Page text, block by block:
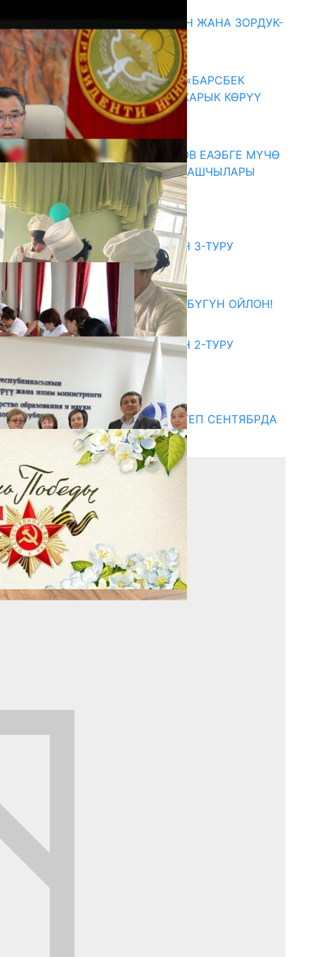
ГЕНДЕРДИК БАСМЫРЛООДОН ЖАНА ЗОРДУК-
ЗОМБУЛУКТАН КОРГОО
07.08.2026
КЫРГЫЗ ТАРЫХЫ ТАСМАДА: «БАРСБЕК
КАГАН» КӨРКӨМ ТАСМАСЫ ЖАРЫК КӨРҮҮ
АЛДЫНДА
07.08.2026
ПРЕЗИДЕНТ САДЫР ЖАПАРОВ ЕАЭБГЕ МҮЧӨ
МАМЛЕКЕТТЕРДИН ӨКМӨТ БАШЧЫЛАРЫ
МЕНЕН ЖОЛУГУШТУ
07.08.2026
Абитуриент
ЖОЖДОРГО КАБЫЛ АЛУУНУН 3-ТУРУ
БАШТАЛДЫ
27.07.2026
ӨЗҮҢДҮН КЕЛЕЧЕГИҢ ҮЧҮН БҮГҮН ОЙЛОН!
20.07.2026
ЖОЖДОРГО КАБЫЛ АЛУУНУН 2-ТУРУ
20.07.2026
Медиа
СУЗАКТА 750 ОРУНДУУ МЕКТЕП СЕНТЯБРДА
ПАЙДАЛАНУУГА БЕРИЛЕТ
07.08.2025
Улуу Жеңиштин жандуу сөзү
29.04.2025
Награды в преддверии Дня Победы
29.04.2025